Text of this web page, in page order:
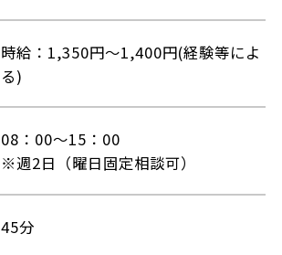
時給：1,350円～1,400円(経験等によ
る)
08：00～15：00
※週2日（曜日固定相談可）
45分